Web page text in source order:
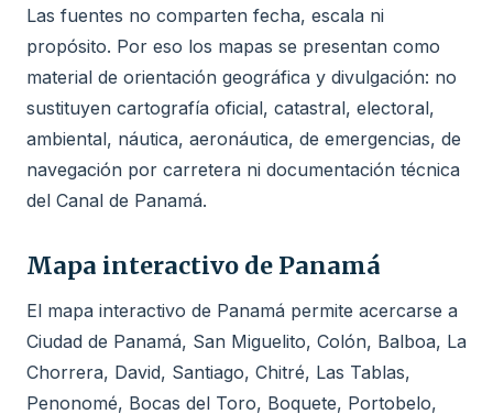
Las fuentes no comparten fecha, escala ni
propósito. Por eso los mapas se presentan como
material de orientación geográfica y divulgación: no
sustituyen cartografía oficial, catastral, electoral,
ambiental, náutica, aeronáutica, de emergencias, de
navegación por carretera ni documentación técnica
del Canal de Panamá.
Mapa interactivo de Panamá
El mapa interactivo de Panamá permite acercarse a
Ciudad de Panamá, San Miguelito, Colón, Balboa, La
Chorrera, David, Santiago, Chitré, Las Tablas,
Penonomé, Bocas del Toro, Boquete, Portobelo,